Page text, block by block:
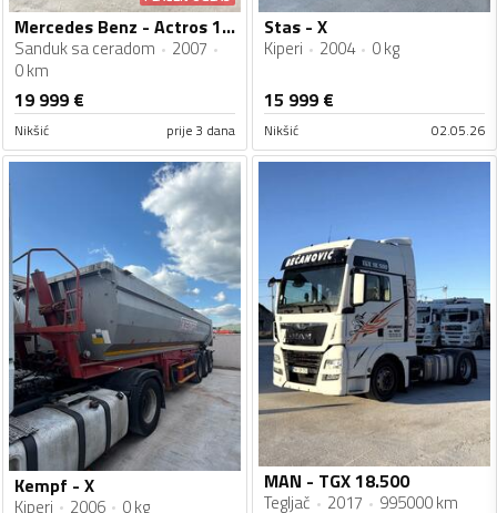
Mercedes Benz - Actros 1836
Sanduk sa ceradom
2007
0 km
19 999 €
Nikšić prije 3 dana
Stas - X
Kiperi 2004 0 kg
15 999 €
Nikšić 02.05.26
Kempf - X
Kiperi 2006 0 kg
MAN - TGX 18.500
Tegljač 2017 995000 km